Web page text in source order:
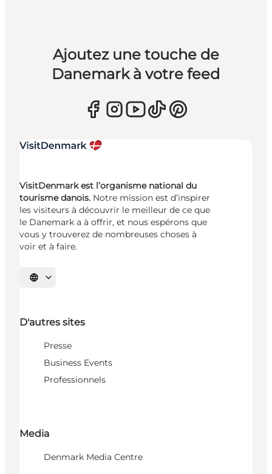
Ajoutez une touche de
Danemark à votre feed
VisitDenmark est l’organisme national du
tourisme danois. Notre mission est d’inspirer
les visiteurs à découvrir le meilleur de ce que
le Danemark a à offrir, et nous espérons que
vous y trouverez de nombreuses choses à
voir et à faire.
Choisissez la langue
D'autres sites
Presse
Business Events
Professionnels
Media
Denmark Media Centre